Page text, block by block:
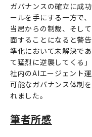
ガバナンスの確立に成
ールを手にする一方で
当局からの制裁、そし
面することになると警
準化において未解決で
て猛烈に逆襲してくる
社内のAIエージェント
可能なガバナンス体制
れました。
筆者所感